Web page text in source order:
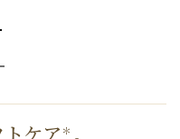
ケア ＊ 。